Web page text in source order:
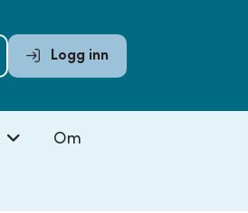
Logg inn
Om